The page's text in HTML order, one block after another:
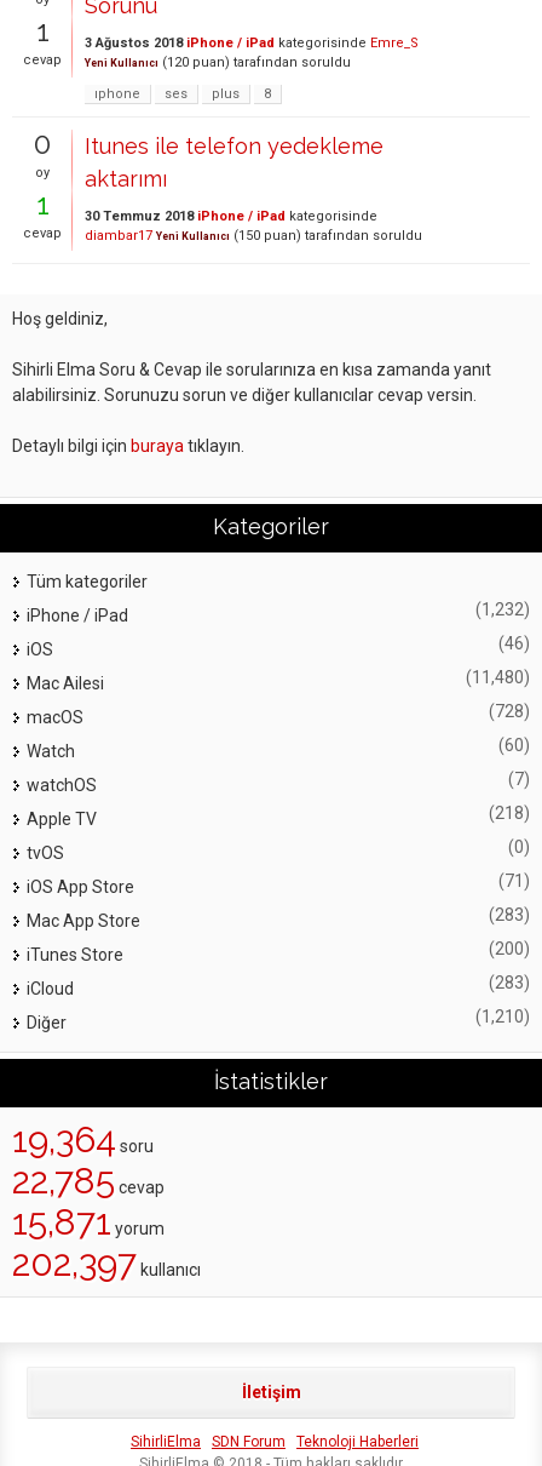
1
cevap
Sorunu
3 Ağustos 2018 iPhone / iPad kategorisinde Emre_S
Yeni Kullanıcı (120 puan) tarafından soruldu
ıphone
ses plus 8
0
oy
1
cevap
Itunes ile telefon yedekleme
aktarımı
30 Temmuz 2018 iPhone / iPad kategorisinde
diambar17 Yeni Kullanıcı (150 puan) tarafından soruldu
Hoş geldiniz,
Sihirli Elma Soru & Cevap ile sorularınıza en kısa zamanda yanıt
alabilirsiniz. Sorunuzu sorun ve diğer kullanıcılar cevap versin.
Detaylı bilgi için buraya tıklayın.
Kategoriler
Tüm kategoriler
iPhone / iPad
(1,232)
iOS (46)
Mac Ailesi (11,480)
macOS (728)
Watch (60)
watchOS (7)
Apple TV (218)
tvOS (0)
iOS App Store (71)
Mac App Store (283)
iTunes Store (200)
iCloud (283)
Diğer (1,210)
İstatistikler
19,364 soru
22,785 cevap
15,871 yorum
202,397 kullanıcı
İletişim
SihirliElma SDN Forum
Teknoloji Haberleri